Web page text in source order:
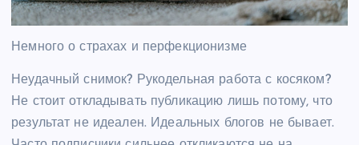
Немного о страхах и перфекционизме
Неудачный снимок? Рукодельная работа с косяком?
Не стоит откладывать публикацию лишь потому, что
результат не идеален. Идеальных блогов не бывает.